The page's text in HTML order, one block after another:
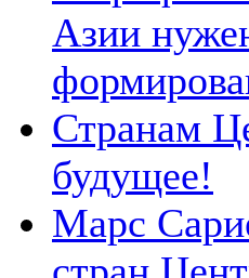
Азии
Странам
будущее!
Марс